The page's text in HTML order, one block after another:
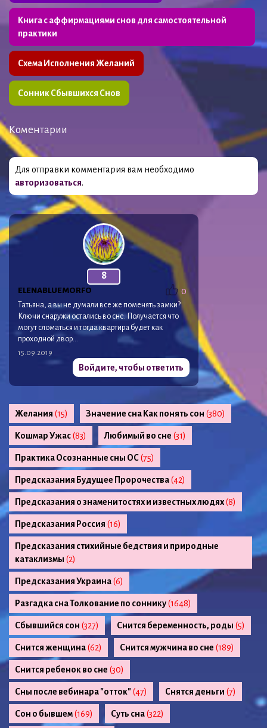
Книга с аффирмациями снов для самостоятельной
практики
Схема Исполнения Желаний
Сонник Сбывшихся Снов
Коментарии
Для отправки комментария вам необходимо
авторизоваться.
8
0
ELENABLUEMORFO
Татьяна, а вы не думали все же поменять замки?
Ключи снаружи остались во сне. Получается что
могут сломаться и тогда квартира будет как
проходной двор…
15.09.2019
Войдите, чтобы ответить
Желания (15) Значение сна Как понять сон (380)
Кошмар Ужас(83) Любимый во сне (31)
Практика Осознанные сны ОС(75)
Предсказания Будущее Пророчества(42)
Предсказания о знаменитостях и известных людях(8)
Предсказания Россия (16)
Предсказания стихийные бедствия и природные
катаклизмы (2)
Предсказания Украина(6)
Разгадка сна Толкование по соннику(1648)
Сбывшийся сон (327) Снится беременность, роды (5)
Снится женщина(62) Снится мужчина во сне (189)
Снится ребенок во сне (30)
Сны после вебинара "отток"(47) Снятся деньги (7)
Сон о бывшем(169) Суть сна(322)